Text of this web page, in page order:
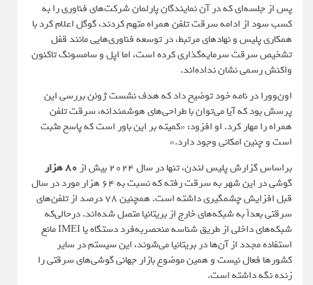
پس از جلسه‌ای که در آن نمایندگان پارلمان شرکت‌های فناوری را به
کسب سود از ادامه سرقت تلفن همراه متهم کردند، گوگل اعلام کرد با
همکاری پلیس و نهادهای مرتبط، در توسعه فناوری‌هایی مانند قفل
تشخیص سرقت سرمایه‌گذاری کرده است، اما اپل و سامسونگ تاکنون
واکنش رسمی نشان نداده‌اند.
اون‌وورا در نامه خود توضیح داد که هدف نشست ژوئن بررسی این
پرسش بود که آیا می‌توان با طراحی‌های هوشمندانه، سرقت تلفن
همراه را مهار کرد. او افزود: «کمیته بر این باور است که پاسخ مثبت
است و چنین امکانی وجود دارد.»
براساس گزارش پلیس لندن، تنها در سال 2024 بیش از
80 هزار
گوشی در این شهر به سرقت رفته که نسبت به 64 هزار مورد در سال
قبل افزایش چشمگیری داشته است. همچنین 78 درصد از تلفن‌های
سرقتی بعداً به شبکه‌های خارج از بریتانیا متصل شده‌اند. درحالی‌که
شبکه‌های داخلی از طریق شناسه منحصر‌به‌فرد دستگاه یا IMEI مانع
استفاده مجدد از آن‌ها در بریتانیا می‌شوند، این سیستم در سایر
کشورها فعال نیست و همین موضوع بازار جهانی گوشی‌های سرقتی را
زنده نگه داشته است.